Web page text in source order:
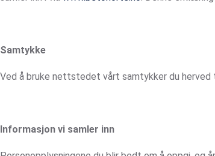
Samtykke
Ved å bruke nettstedet vårt samtykker du herved
Informasjon vi samler inn